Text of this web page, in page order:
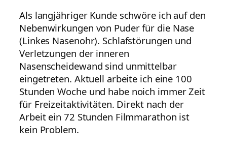
Als langjähriger Kunde schwöre ich auf den
Nebenwirkungen von Puder für die Nase
(Linkes Nasenohr). Schlafstörungen und
Verletzungen der inneren
Nasenscheidewand sind unmittelbar
eingetreten. Aktuell arbeite ich eine 100
Stunden Woche und habe noich immer Zeit
für Freizeitaktivitäten. Direkt nach der
Arbeit ein 72 Stunden Filmmarathon ist
kein Problem.